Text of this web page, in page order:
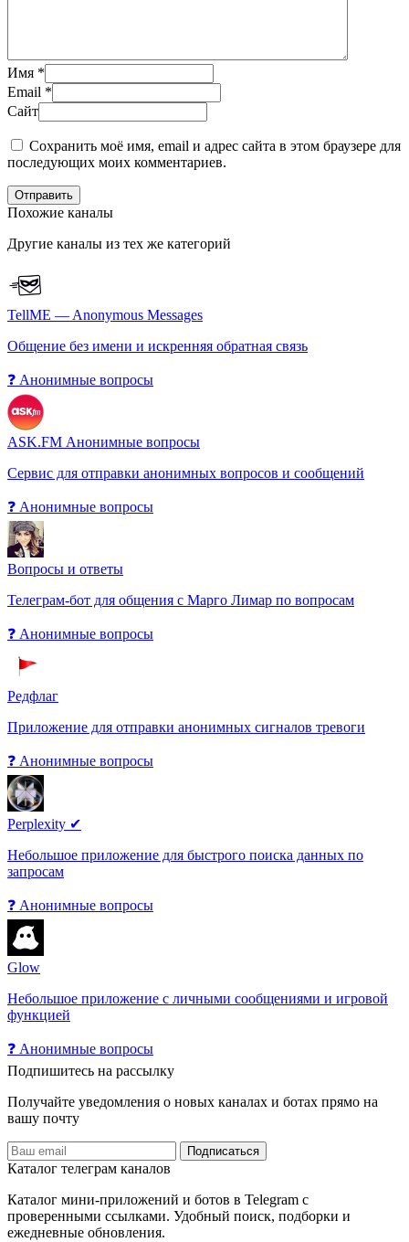
Имя *
Email *
Сайт
Сохранить моё имя, email и адрес сайта в этом браузере для
последующих моих комментариев.
Отправить
Похожие каналы
Другие каналы из тех же категорий
TellME — Anonymous Messages
Общение без имени и искренняя обратная связь
❓ Анонимные вопросы
ASK.FM Анонимные вопросы
Сервис для отправки анонимных вопросов и сообщений
❓ Анонимные вопросы
Вопросы и ответы
Телеграм-бот для общения с Марго Лимар по вопросам
❓ Анонимные вопросы
Редфлаг
Приложение для отправки анонимных сигналов тревоги
❓ Анонимные вопросы
Perplexity ✔
Небольшое приложение для быстрого поиска данных по
запросам
❓ Анонимные вопросы
Glow
Небольшое приложение с личными сообщениями и игровой
функцией
❓ Анонимные вопросы
Подпишитесь на рассылку
Получайте уведомления о новых каналах и ботаx прямо на
вашу почту
Подписаться
Каталог телеграм каналов
Каталог мини-приложений и ботов в Telegram с
проверенными ссылками. Удобный поиск, подборки и
ежедневные обновления.